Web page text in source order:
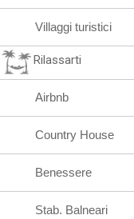
Villaggi turistici
Rilassarti
Airbnb
Country House
Benessere
Stab. Balneari